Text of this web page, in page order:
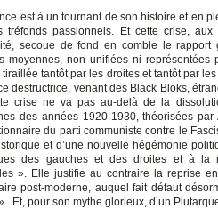
est à un tournant de son histoire et en
tréfonds passionnels. Et cette crise, aux
secoue de fond en comble le rapport
moyennes, non unifiées ni
tantôt par les droites et tantôt par
destructrice, venant des Black Bloks,
crise ne va pas au-delà de la
des années 1920-1930, théorisées
du parti communiste contre le
et d’une nouvelle hégémonie
des gauches et des droites et à la
». Elle justifie au contraire la reprise en
post-moderne, auquel fait défaut
Et, pour son mythe glorieux, d’un